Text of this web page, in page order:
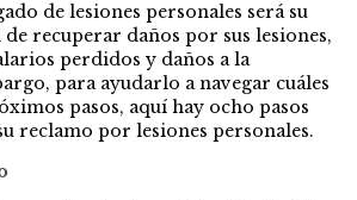
de lesiones personales será su
recuperar daños por sus lesiones,
perdidos y daños a la
para ayudarlo a navegar cuáles
pasos, aquí hay ocho pasos
reclamo por lesiones personales.